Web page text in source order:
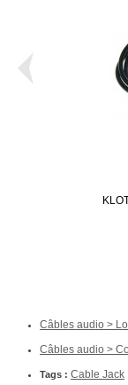
Câbles audio >
Câbles audio >
Tags : Cable Jack